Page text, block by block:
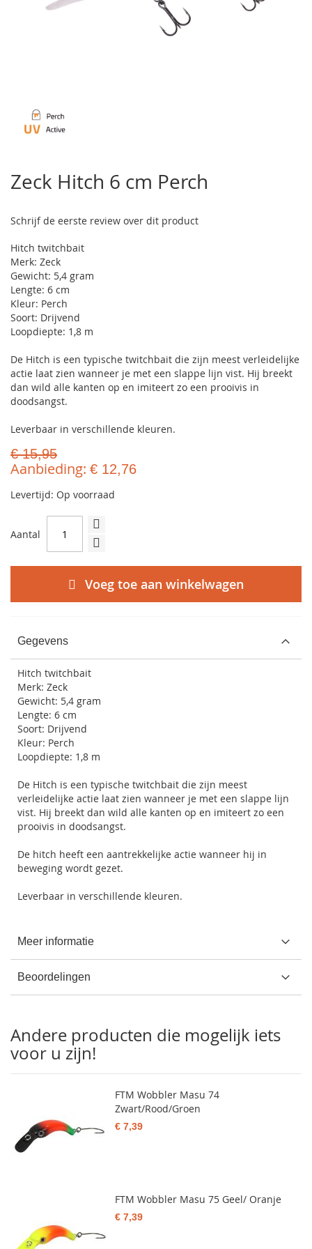
het
begin
de
gallerij
Zeck Hitch 6 cm Perch
Schrijf de eerste review over dit product
Hitch twitchbait
Merk: Zeck
Gewicht: 5,4 gram
Lengte: 6 cm
Kleur: Perch
Soort: Drijvend
Loopdiepte: 1,8 m
De Hitch is een typische twitchbait die zijn meest verleidelijke
actie laat zien wanneer je met een slappe lijn vist. Hij breekt
dan wild alle kanten op en imiteert zo een prooivis in
doodsangst.
Leverbaar in verschillende kleuren.
€ 15,95
Aanbieding € 12,76
Levertijd: Op voorraad
Aantal
Voeg toe aan winkelwagen
Gegevens
Hitch twitchbait
Merk: Zeck
Gewicht: 5,4 gram
Lengte: 6 cm
Soort: Drijvend
Kleur: Perch
Loopdiepte: 1,8 m
De Hitch is een typische twitchbait die zijn meest
verleidelijke actie laat zien wanneer je met een slappe lijn
vist. Hij breekt dan wild alle kanten op en imiteert zo een
prooivis in doodsangst.
De hitch heeft een aantrekkelijke actie wanneer hij in
beweging wordt gezet.
Leverbaar in verschillende kleuren.
Meer informatie
Beoordelingen
Andere producten die mogelijk iets
voor u zijn!
FTM Wobbler Masu 74
Zwart/Rood/Groen
€ 7,39
FTM Wobbler Masu 75 Geel/ Oranje
€ 7,39